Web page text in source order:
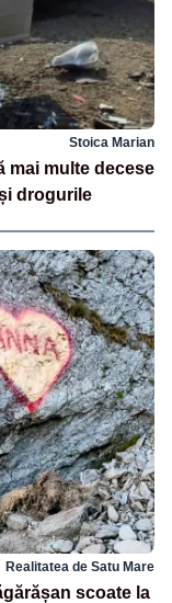
Stoica Marian
mai multe decese
drogurile
Realitatea de Satu Mare
scoate la